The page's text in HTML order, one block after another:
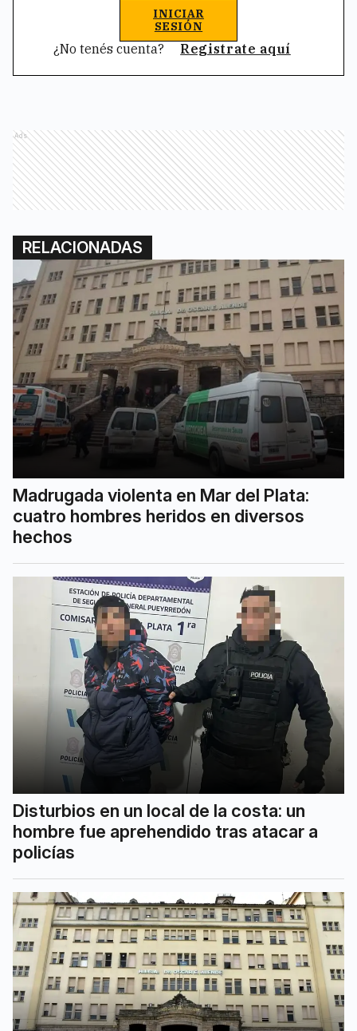
INICIAR
SESIÓN
¿No tenés cuenta? Registrate aquí
Ads
RELACIONADAS
Madrugada violenta en Mar del Plata:
cuatro hombres heridos en diversos
hechos
Disturbios en un local de la costa: un
hombre fue aprehendido tras atacar a
policías